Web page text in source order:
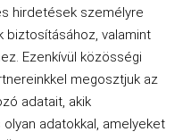
hirdetések személyre
biztosításához, valamint
Ezenkívül közösségi
megosztjuk az
adatait, akik
adatokkal, amelyeket